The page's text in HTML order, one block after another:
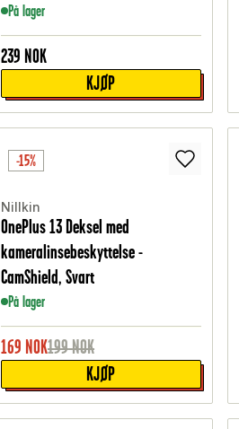
På lager
239 NOK
KJØP
-15%
Nillkin
OnePlus 13 Deksel med
kameralinsebeskyttelse -
CamShield, Svart
På lager
169 NOK199NOK
KJØP